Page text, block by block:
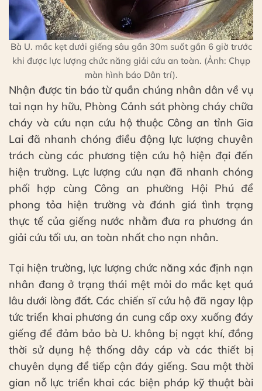
Bà U. mắc kẹt dưới giếng sâu gần 30m suốt gần 6 giờ trước
khi được lực lượng chức năng giải cứu an toàn. (Ảnh: Chụp
màn hình báo Dân trí).
Nhận được tin báo từ quần chúng nhân dân về vụ
tai nạn hy hữu, Phòng Cảnh sát phòng cháy chữa
cháy và cứu nạn cứu hộ thuộc Công an tỉnh Gia
Lai đã nhanh chóng điều động lực lượng chuyên
trách cùng các phương tiện cứu hộ hiện đại đến
hiện trường. Lực lượng cứu nạn đã nhanh chóng
phối hợp cùng Công an phường Hội Phú để
phong tỏa hiện trường và đánh giá tình trạng
thực tế của giếng nước nhằm đưa ra phương án
giải cứu tối ưu, an toàn nhất cho nạn nhân.
Tại hiện trường, lực lượng chức năng xác định nạn
nhân đang ở trạng thái mệt mỏi do mắc kẹt quá
lâu dưới lòng đất. Các chiến sĩ cứu hộ đã ngay lập
tức triển khai phương án cung cấp oxy xuống đáy
giếng để đảm bảo bà U. không bị ngạt khí, đồng
thời sử dụng hệ thống dây cáp và các thiết bị
chuyên dụng để tiếp cận đáy giếng. Sau một thời
gian nỗ lực triển khai các biện pháp kỹ thuật bài